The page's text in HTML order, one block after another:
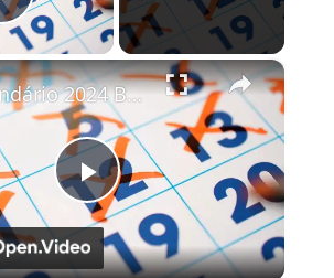
Play Video
×
Play Video
Calendário 2024 Brasil